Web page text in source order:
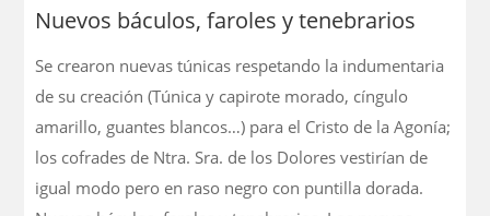
Nuevos báculos, faroles y tenebrarios
Se crearon nuevas túnicas respetando la indumentaria
de su creación (Túnica y capirote morado, cíngulo
amarillo, guantes blancos…) para el Cristo de la Agonía;
los cofrades de Ntra. Sra. de los Dolores vestirían de
igual modo pero en raso negro con puntilla dorada.